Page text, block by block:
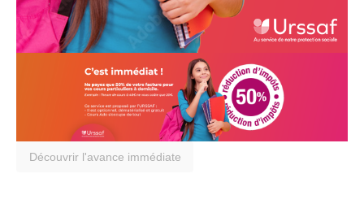
Découvrir l'avance immédiate